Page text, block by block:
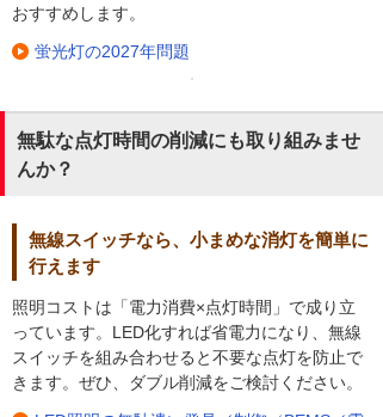
おすすめします。
蛍光灯の2027年問題
無駄な点灯時間の削減にも取り組みませ
んか？
無線スイッチなら、小まめな消灯を簡単に
行えます
照明コストは「電力消費×点灯時間」で成り立
っています。LED化すれば省電力になり、無線
スイッチを組み合わせると不要な点灯を防止で
きます。ぜひ、ダブル削減をご検討ください。